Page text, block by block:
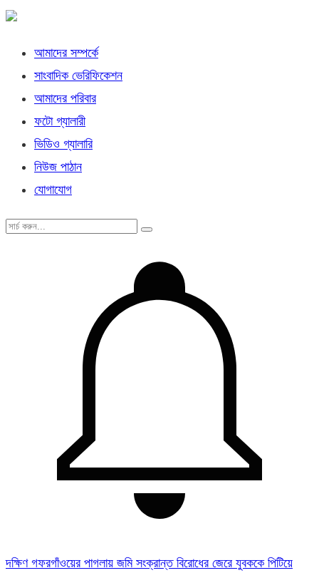
আমাদের সম্পর্কে
সাংবাদিক ভেরিফিকেশন
আমাদের পরিবার
ফটো গ্যালারী
ভিডিও গ্যালারি
নিউজ পাঠান
যোগাযোগ
দক্ষিণ গফরগাঁওয়ের পাগলায় জমি সংক্রান্ত বিরোধের জেরে যুবককে পিটিয়ে